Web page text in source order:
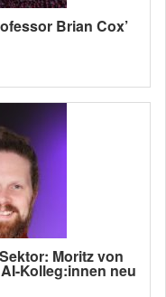
Brian Cox’
Moritz von
Kolleg:innen neu